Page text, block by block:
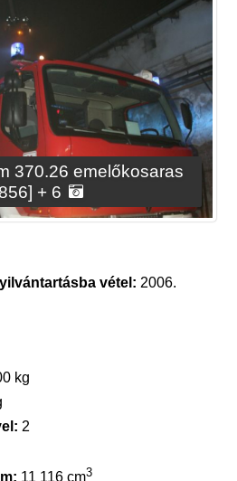
370.26 emelőkosaras
+ 6
vétel: 2006.
kg
2
11 116 cm3